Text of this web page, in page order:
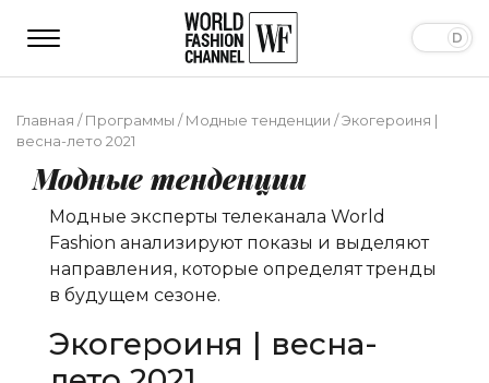
Главная /Программы /Модные тенденции /Экогероиня |
весна-лето 2021
Модные тенденции
Модные эксперты телеканала World
Fashion анализируют показы и выделяют
направления, которые определят тренды
в будущем сезоне.
Экогероиня | весна-